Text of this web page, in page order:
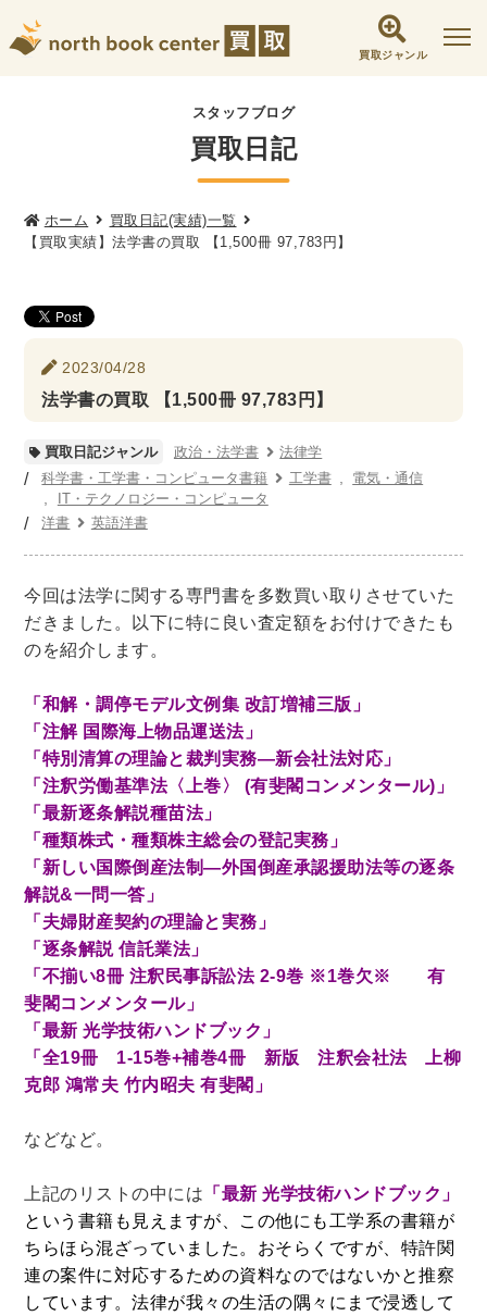
買取ジャンル
社会学書・人文書籍関係
哲学書・心理学・思想書
倫理学・道徳
文化人類学・民俗学
東洋哲学
現象学
西洋哲学 言語学 論理学
政治・法学書
社会学
軍事・外交・国際関係
歴史書・地理
世界史 他歴史地理学
日本史
考古学書
ビジネス書
マーケティング・セールス
マネジメント・人材管理・リーダーシップ
金融・ファイナンス・投資
アート・建築・デザイン・音楽
書道
インテリアデザイン・建築デザイン
他建築・芸術
住宅建築
写真 ・絵画 ・美術
建築家・建設・建築構造
彫刻・工芸
日本の伝統文化
楽譜・スコア・音楽書
理工書関係
科学書・工学書・コンピュータ書籍
宇宙学・天文学 工学書
農学
IT・テクノロジー・コンピュータ
エネルギー
他理工書
化学 地球科学・エコロジー
医学書・東洋医学書
歯学書・歯科衛生士 看護学書
眼科学
スタッフブログ
買取日記
ホーム
買取日記(実績)一覧
【買取実績】法学書の買取 【1,500冊 97,783円】
2023/04/28
法学書の買取 【1,500冊 97,783円】
買取日記ジャンル 政治・法学書
法律学
科学書・工学書・コンピュータ書籍
工学書
電気・通信
IT・テクノロジー・コンピュータ
洋書
英語洋書
今回は法学に関する専門書を多数買い取りさせていた
だきました。以下に特に良い査定額をお付けできたも
のを紹介します。
「和解・調停モデル文例集 改訂増補三版」
「注解 国際海上物品運送法」
「特別清算の理論と裁判実務―新会社法対応」
「注釈労働基準法〈上巻〉 (有斐閣コンメンタール)」
「最新逐条解説種苗法」
「種類株式・種類株主総会の登記実務」
「新しい国際倒産法制―外国倒産承認援助法等の逐条
解説&一問一答」
「夫婦財産契約の理論と実務」
「逐条解説 信託業法」
「不揃い8冊 注釈民事訴訟法 2-9巻 ※1巻欠※ 有
斐閣コンメンタール」
「最新 光学技術ハンドブック」
「全19冊 1-15巻+補巻4冊 新版 注釈会社法 上柳
克郎 鴻常夫 竹内昭夫 有斐閣」
などなど。
上記のリストの中には 「最新 光学技術ハンドブック」
という書籍も見えますが、この他にも工学系の書籍が
ちらほら混ざっていました。おそらくですが、特許関
連の案件に対応するための資料なのではないかと推察
しています。法律が我々の生活の隅々にまで浸透して